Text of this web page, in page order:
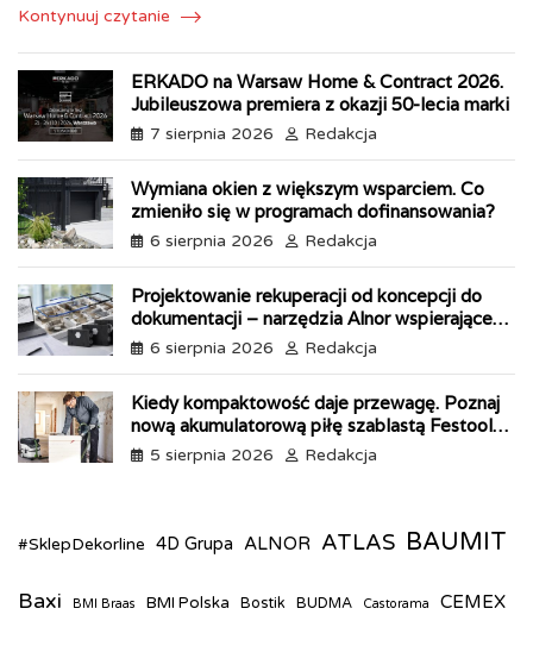
c
b
o
o
k
n
e
n
e
r
e
s
t
s
e
n
g
e
r
s
A
p
p
l
t
F
r
e
n
d
l
y
e
Kontynuuj czytanie
ERKADO na Warsaw Home & Contract 2026.
Jubileuszowa premiera z okazji 50-lecia marki
7 sierpnia 2026 Redakcja
Wymiana okien z większym wsparciem. Co
zmieniło się w programach dofinansowania?
6 sierpnia 2026 Redakcja
Projektowanie rekuperacji od koncepcji do
dokumentacji – narzędzia Alnor wspierające
każdy etap pracy
6 sierpnia 2026 Redakcja
Kiedy kompaktowość daje przewagę. Poznaj
nową akumulatorową piłę szablastą Festool
ERSC 18
5 sierpnia 2026 Redakcja
#SklepDekorline 4D Grupa ALNOR ATLAS BAUMIT
Baxi BMI Braas BMI Polska Bostik BUDMA Castorama CEMEX